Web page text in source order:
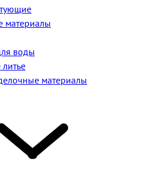
материалы
воды
материалы